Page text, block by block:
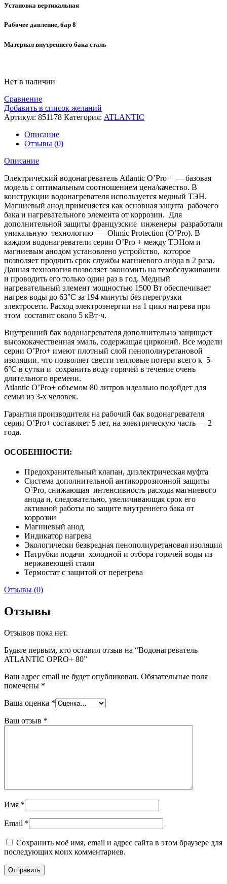
Установка вертикальная
Рабочее давление, бар 8
Материал внутреннего бака сталь
Нет в наличии
Сравнение
Добавить в список желаний
Артикул: 851178 Категория: ATLANTIC
Описание
Отзывы (0)
Описание
Электрический водонагреватель Atlantic O’Pro+ — базовая
модель с оптимальным соотношением цена/качество. В
конструкции водонагревателя используется медный ТЭН.
Магниевый анод применяется как основная защита рабочего
бака и нагревательного элемента от коррозии. Для
дополнительной защиты французские инженеры разработали
уникальную технологию — Ohmic Protection (O’Pro). В
каждом водонагреватели серии O’Pro + между ТЭНом и
магниевым анодом установлено устройство, которое
позволяет продлить срок службы магниевого анода в 2 раза.
Данная технология позволяет экономить на техобслуживании
и проводить его только один раз в год. Медный
нагревательный элемент мощностью 1500 Вт обеспечивает
нагрев воды до 63°C за 194 минуты без перегрузки
электросети. Расход электроэнергии на 1 цикл нагрева при
этом составит около 5 кВт·ч.
Внутренний бак водонагревателя дополнительно защищает
высококачественная эмаль, содержащая цирконий. Все модели
серии O’Pro+ имеют плотный слой пенополиуретановой
изоляции, что позволяет свести тепловые потери всего к 5-
6°C в сутки и сохранить воду горячей в течение очень
длительного времени.
Atlantic O’Pro+ объемом 80 литров идеально подойдет для
семьи из 3-х человек.
Гарантия производителя на рабочий бак водонагревателя
серии O’Pro+ составляет 5 лет, на электрическую часть — 2
года.
ОСОБЕННОСТИ:
Предохранительный клапан, диэлектрическая муфта
Система дополнительной антикоррозионной защиты
O`Pro, снижающая интенсивность расхода магниевого
анода и, следовательно, увеличивающая срок его
активной работы по защите внутреннего бака от
коррозии
Магниевый анод
Индикатор нагрева
Экологически безвредная пенополиуретановая изоляция
Патрубки подачи холодной и отбора горячей воды из
нержавеющей стали
Термостат с защитой от перегрева
Отзывы (0)
Отзывы
Отзывов пока нет.
Будьте первым, кто оставил отзыв на “Водонагреватель
ATLANTIC OPRO+ 80”
Ваш адрес email не будет опубликован. Обязательные поля
помечены *
Ваша оценка *
Ваш отзыв *
Имя *
Email *
Сохранить моё имя, email и адрес сайта в этом браузере для
последующих моих комментариев.